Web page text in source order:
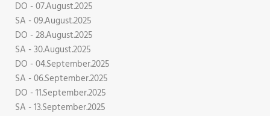
DO - 07.August.2025
SA - 09.August.2025
DO - 28.August.2025
SA - 30.August.2025
DO - 04.September.2025
SA - 06.September.2025
DO - 11.September.2025
SA - 13.September.2025